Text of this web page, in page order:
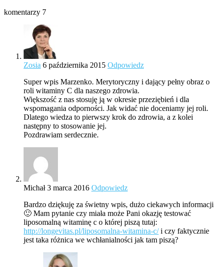
komentarzy 7
Zosia 6 października 2015 Odpowiedz
Super wpis Marzenko. Merytoryczny i dający pełny obraz o
roli witaminy C dla naszego zdrowia.
Większość z nas stosuję ją w okresie przeziębień i dla
wspomagania odporności. Jak widać nie doceniamy jej roli.
Dlatego wiedza to pierwszy krok do zdrowia, a z kolei
następny to stosowanie jej.
Pozdrawiam serdecznie.
Michał 3 marca 2016 Odpowiedz
Bardzo dziękuję za świetny wpis, dużo ciekawych informacji
🙂 Mam pytanie czy miała może Pani okazję testować
liposomalną witaminę c o której piszą tutaj:
http://longevitas.pl/liposomalna-witamina-c/i czy faktycznie
jest taka różnica we wchłanialności jak tam piszą?